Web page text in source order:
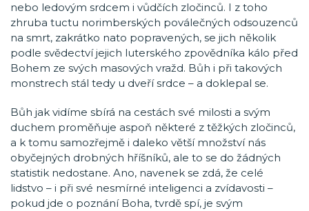
nebo ledovým srdcem i vůdčích zločinců. I z toho
zhruba tuctu norimberských poválečných odsouzenců
na smrt, zakrátko nato popravených, se jich několik
podle svědectví jejich luterského zpovědníka kálo před
Bohem ze svých masových vražd. Bůh i při takových
monstrech stál tedy u dveří srdce – a doklepal se.
Bůh jak vidíme sbírá na cestách své milosti a svým
duchem proměňuje aspoň některé z těžkých zločinců,
a k tomu samozřejmě i daleko větší množství nás
obyčejných drobných hříšníků, ale to se do žádných
statistik nedostane. Ano, navenek se zdá, že celé
lidstvo – i při své nesmírné inteligenci a zvídavosti –
pokud jde o poznání Boha, tvrdě spí, je svým